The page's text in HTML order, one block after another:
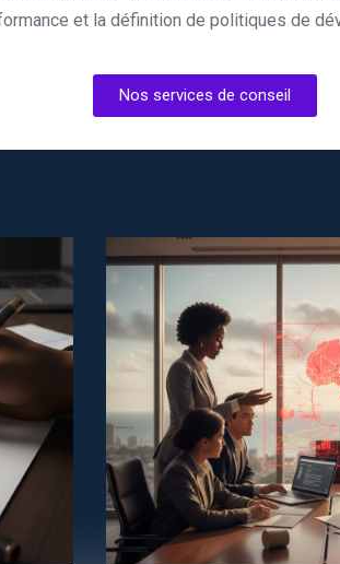
et la définition de politiques de
Nos services de conseil